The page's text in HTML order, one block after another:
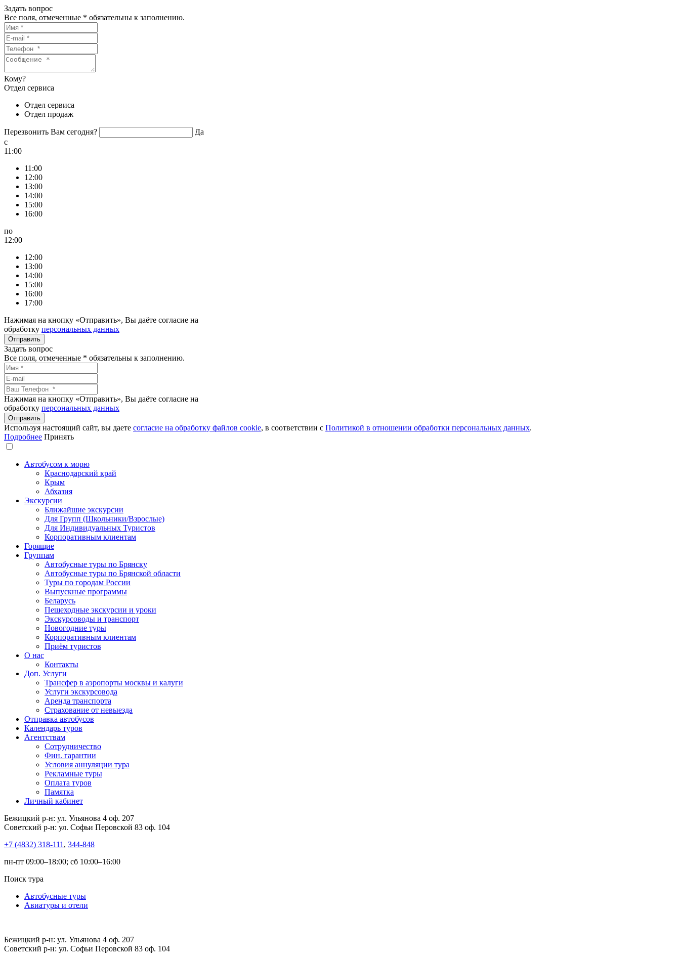
Задать вопрос
Все поля, отмеченные * обязательны к заполнению.
Кому?
Отдел сервиса
Отдел сервиса
Отдел продаж
Перезвонить Вам сегодня?
Да
c
11:00
11:00
12:00
13:00
14:00
15:00
16:00
по
12:00
12:00
13:00
14:00
15:00
16:00
17:00
Нажимая на кнопку «Отправить», Вы даёте согласие на
обработку персональных данных
Задать вопрос
Все поля, отмеченные * обязательны к заполнению.
Нажимая на кнопку «Отправить», Вы даёте согласие на
обработку персональных данных
Используя настоящий сайт, вы даете согласие на обработку файлов сookie, в соответствии с Политикой в отношении обработки персональных данных.
Подробнее Принять
Автобусом к морю
Краснодарский край
Крым
Абхазия
Экскурсии
Ближайшие экскурсии
Для Групп (Школьники/Взрослые)
Для Индивидуальных Туристов
Корпоративным клиентам
Горящие
Группам
Автобусные туры по Брянску
Автобусные туры по Брянской области
Туры по городам России
Выпускные программы
Беларусь
Пешеходные экскурсии и уроки
Экскурсоводы и транспорт
Новогодние туры
Корпоративным клиентам
Приём туристов
О нас
Контакты
Доп. Услуги
Трансфер в аэропорты москвы и калуги
Услуги экскурсовода
Аренда транспорта
Страхование от невыезда
Отправка автобусов
Календарь туров
Агентствам
Сотрудничество
Фин. гарантии
Условия аннуляции тура
Рекламные туры
Оплата туров
Памятка
Личный кабинет
Бежицкий р-н: ул. Ульянова 4 оф. 207
Советский р-н: ул. Софьи Перовской 83 оф. 104
+7 (4832) 318-111 , 344-848
пн-пт 09:00–18:00; сб 10:00–16:00
Поиск тура
Автобусные туры
Авиатуры и отели
Бежицкий р-н: ул. Ульянова 4 оф. 207
Советский р-н: ул. Софьи Перовской 83 оф. 104